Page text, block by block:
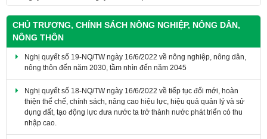
CHỦ TRƯƠNG, CHÍNH SÁCH NÔNG NGHIỆP, NÔNG DÂN,
NÔNG THÔN
Nghị quyết số 19-NQ/TW ngày 16/6/2022 về nông nghiệp, nông dân,
nông thôn đến năm 2030, tầm nhìn đến năm 2045
Nghị quyết số 18-NQ/TW ngày 16/6/2022 về tiếp tục đổi mới, hoàn
thiện thể chế, chính sách, nâng cao hiệu lực, hiệu quả quản lý và sử
dụng đất, tạo động lực đưa nước ta trở thành nước phát triển có thu
nhập cao.